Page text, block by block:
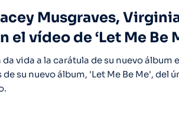
Musgraves,
el vídeo de ‘Let Me Be
vida a la carátula de su nuevo álbum
de su nuevo álbum, 'Let Me Be Me', del